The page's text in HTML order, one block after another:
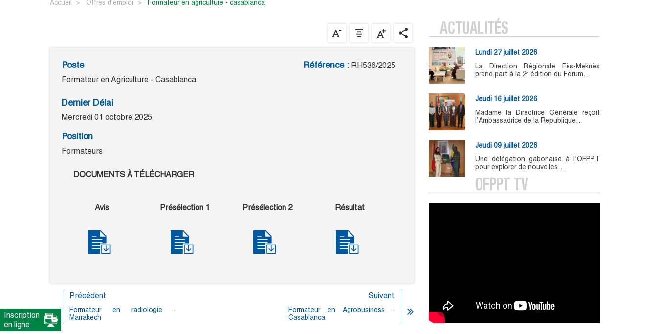
Accueil Offres d'emploi formateur en agriculture - casablanca
Poste
Formateur en Agriculture - Casablanca
Référence : RH536/2025
Dernier Délai
Mercredi 01 octobre 2025
Position
Formateurs
DOCUMENTS À TÉLÉCHARGER
Avis Présélection 1 Présélection 2 Résultat
Formateur en radiologie -
Marrakech
Formateur en Agrobusiness -
Casablanca
Précédent Suivant
ACTUALITÉS
Lundi 27 juillet 2026
La Direction Régionale Fès-Meknès
prend part à la 2ᵉ édition du Forum…
Jeudi 16 juillet 2026
Madame la Directrice Générale reçoit
l’Ambassadrice de la République…
Jeudi 09 juillet 2026
Une délégation gabonaise à l’OFPPT
pour explorer de nouvelles…
OFPPT TV
Inscription
en ligne